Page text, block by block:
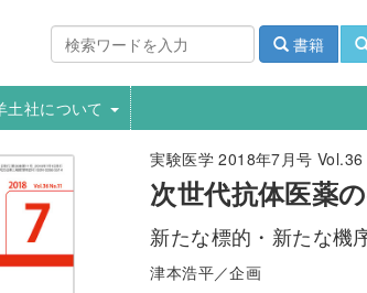
書籍
土社について
実験医学 2018年7月号 Vol.36
次世代抗体医薬
新たな標的・新たな機
津本浩平／企画